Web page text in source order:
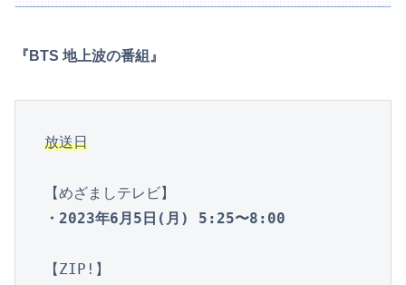
『BTS 地上波の番組』
放送日
・2023年6月5日(月) 5:25〜8:00